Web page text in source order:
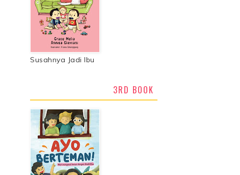
Susahnya Jadi Ibu
3RD BOOK